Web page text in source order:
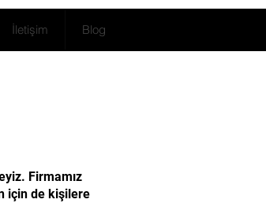
İletişim Blog
Firmamız
için de kişilere